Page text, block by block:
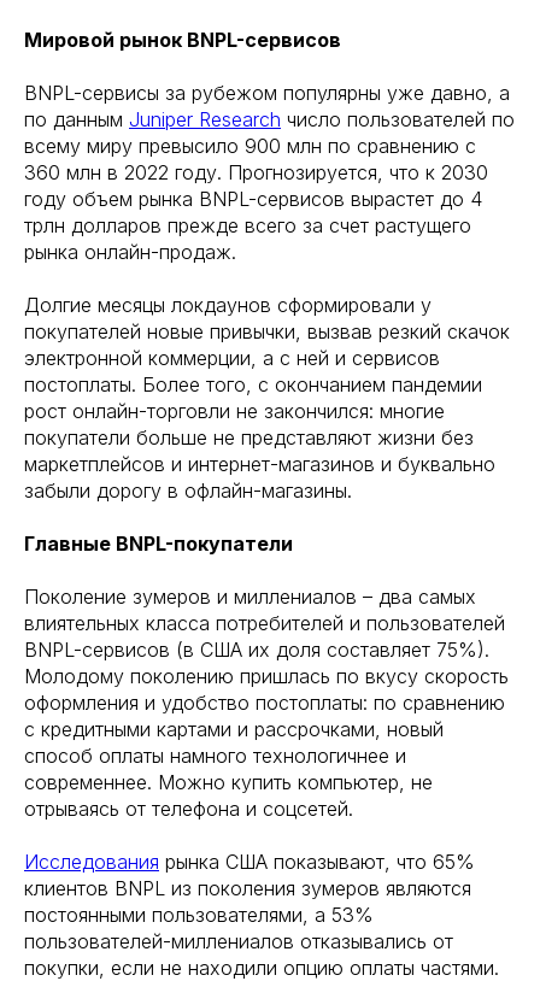
Мировой рынок BNPL-сервисов
BNPL-сервисы за рубежом популярны уже давно, а
по данным Juniper Research число пользователей по
всему миру превысило 900 млн по сравнению с
360 млн в 2022 году. Прогнозируется, что к 2030
году объем рынка BNPL-сервисов вырастет до 4
трлн долларов прежде всего за счет растущего
рынка онлайн-продаж.
Долгие месяцы локдаунов сформировали у
покупателей новые привычки, вызвав резкий скачок
электронной коммерции, а с ней и сервисов
постоплаты. Более того, с окончанием пандемии
рост онлайн-торговли не закончился: многие
покупатели больше не представляют жизни без
маркетплейсов и интернет-магазинов и буквально
забыли дорогу в офлайн-магазины.
Главные BNPL-покупатели
Поколение зумеров и миллениалов – два самых
влиятельных класса потребителей и пользователей
BNPL-сервисов (в США их доля составляет 75%).
Молодому поколению пришлась по вкусу скорость
оформления и удобство постоплаты: по сравнению
с кредитными картами и рассрочками, новый
способ оплаты намного технологичнее и
современнее. Можно купить компьютер, не
отрываясь от телефона и соцсетей.
Исследования рынка США показывают, что 65%
клиентов BNPL из поколения зумеров являются
постоянными пользователями, а 53%
пользователей-миллениалов отказывались от
покупки, если не находили опцию оплаты частями.